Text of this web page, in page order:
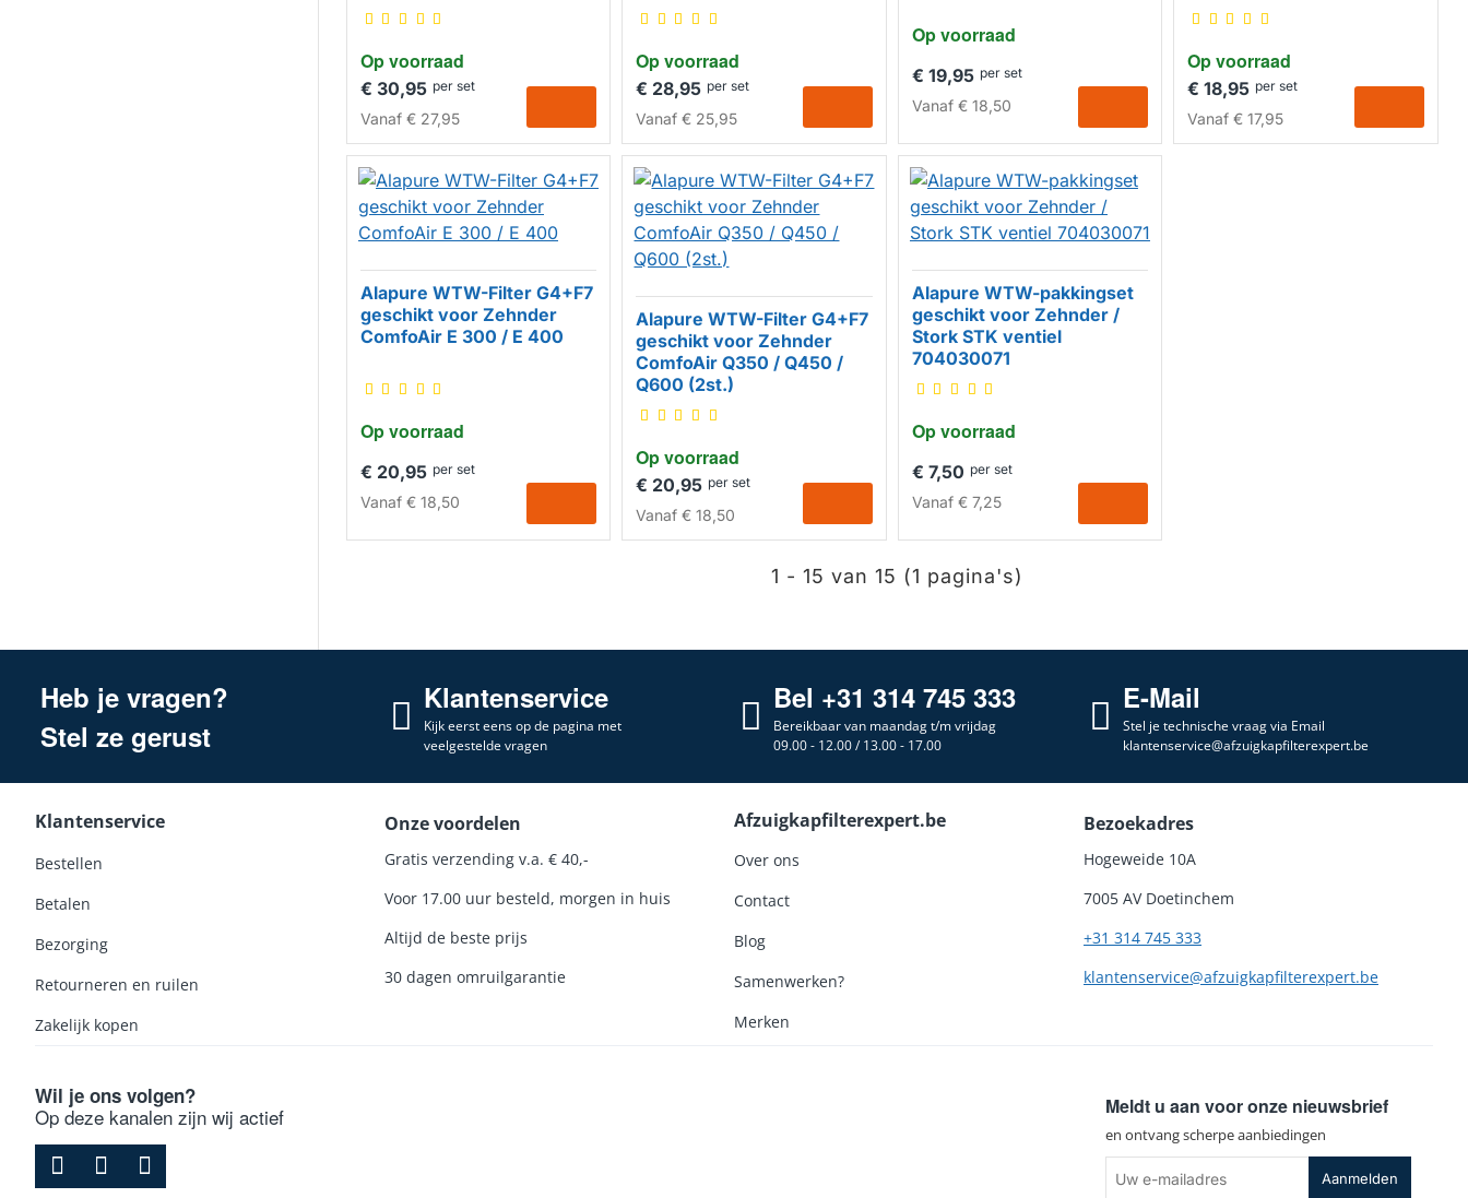
Op voorraad
€ 30,95 per set
Vanaf € 27,95
Op voorraad
€ 28,95 per set
Vanaf € 25,95
Op voorraad
€ 19,95 per set
Vanaf€ 18,50
Op voorraad
€ 18,95 per set
Vanaf € 17,95
HUISMERK
Op voorraad
Alapure WTW-Filter G4+F7
geschikt voor Zehnder
ComfoAir E 300 / E 400
€ 20,95 per set
Vanaf € 18,50
HUISMERK
Op voorraad
Alapure WTW-Filter G4+F7
geschikt voor Zehnder
ComfoAir Q350 / Q450 /
Q600 (2st.)
€ 20,95 per set
Vanaf € 18,50
HUISMERK
Op voorraad
Alapure WTW-pakkingset
geschikt voor Zehnder /
Stork STK ventiel
704030071
€ 7,50 per set
Vanaf€ 7,25
1 - 15 van 15 (1 pagina's)
Heb je vragen?
Stel ze gerust
Klantenservice
Kijk eerst eens op de pagina met
veelgestelde vragen
Bel +31 314 745 333
Bereikbaar van maandag t/m vrijdag
09.00 - 12.00 / 13.00 - 17.00
E-Mail
Stel je technische vraag via Email
klantenservice@afzuigkapfilterexpert.be
Klantenservice
Bestellen
Betalen
Bezorging
Retourneren en ruilen
Zakelijk kopen
Onze voordelen
Gratis verzending v.a. € 40,-
Voor 17.00 uur besteld, morgen in huis
Altijd de beste prijs
30 dagen omruilgarantie
Afzuigkapfilterexpert.be
Over ons
Contact
Blog
Samenwerken?
Merken
Bezoekadres
Hogeweide 10A
7005 AV Doetinchem
+31 314 745 333
klantenservice@afzuigkapfilterexpert.be
Wil je ons volgen?
Op deze kanalen zijn wij actief Meldt u aan voor onze nieuwsbrief
en ontvang scherpe aanbiedingen
e-
Aanmelden